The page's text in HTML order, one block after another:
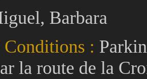
Barbara
:
la route de la